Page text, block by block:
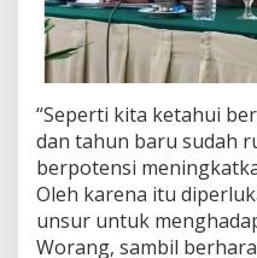
“Seperti kita ketahui
dan tahun baru sudah
berpotensi
Oleh karena itu
unsur untuk
Worang, sambil